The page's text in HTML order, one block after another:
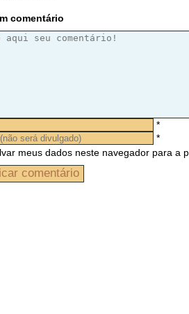
comentário
*
*
meus dados neste navegador para a